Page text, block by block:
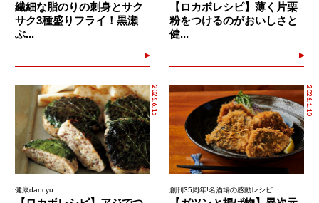
繊細な脂のりの刺身とサク
サク3種盛りフライ！黒瀬
ぶ...
【ロカボレシピ】薄く片栗
粉をつけるのがおいしさと
健...
2026.6.15
健康dancyu
2026.1.10
創刊35周年!名酒場の感動レシピ